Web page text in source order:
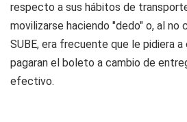
respecto a sus hábitos de
movilizarse haciendo "dedo" o, al
SUBE, era frecuente que le pidiera
pagaran el boleto a cambio de
efectivo.